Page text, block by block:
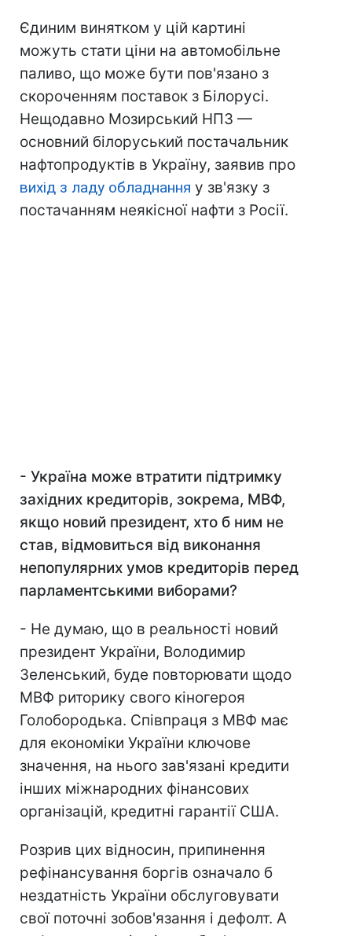
Єдиним винятком у цій картині
можуть стати ціни на автомобільне
паливо, що може бути пов'язано з
скороченням поставок з Білорусі.
Нещодавно Мозирський НПЗ —
основний білоруський постачальник
нафтопродуктів в Україну, заявив про
вихід з ладу обладнання у зв'язку з
постачанням неякісної нафти з Росії.
- Україна може втратити підтримку
західних кредиторів, зокрема, МВФ,
якщо новий президент, хто б ним не
став, відмовиться від виконання
непопулярних умов кредиторів перед
парламентськими виборами?
- Не думаю, що в реальності новий
президент України, Володимир
Зеленський, буде повторювати щодо
МВФ риторику свого кіногероя
Голобородька. Співпраця з МВФ має
для економіки України ключове
значення, на нього зав'язані кредити
інших міжнародних фінансових
організацій, кредитні гарантії США.
Розрив цих відносин, припинення
рефінансування боргів означало б
нездатність України обслуговувати
свої поточні зобов'язання і дефолт. А